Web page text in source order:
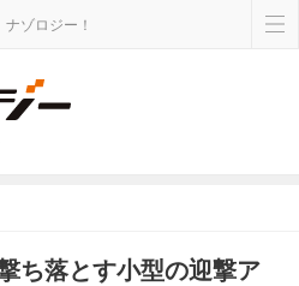
ゾロジー！
ち落とす小型の迎撃ア